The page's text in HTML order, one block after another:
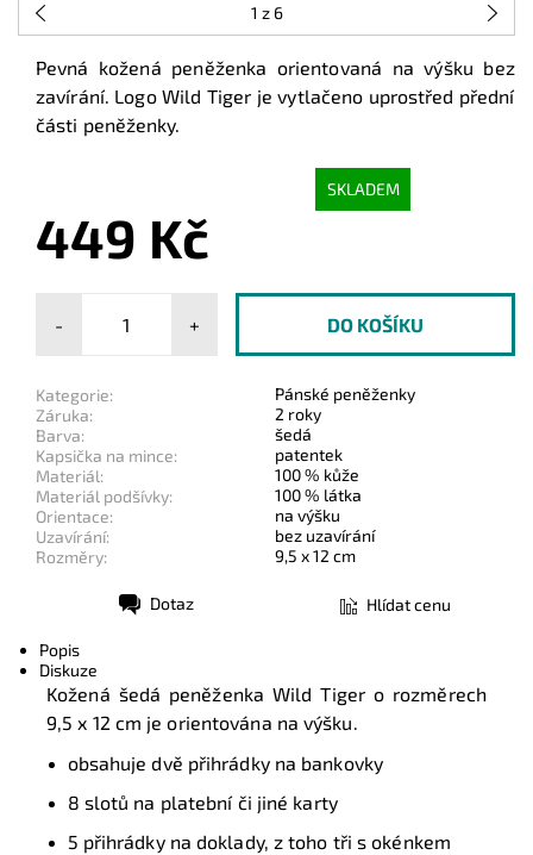
1 z 6
Pevná kožená peněženka orientovaná na výšku bez
zavírání. Logo Wild Tiger je vytlačeno uprostřed přední
části peněženky.
SKLADEM
449 Kč
- +
Kategorie:
Pánské peněženky
Záruka:
2 roky
Barva:
šedá
Kapsička na mince:
patentek
Materiál:
100 % kůže
Materiál podšívky:
100 % látka
Orientace:
na výšku
Uzavírání:
bez uzavírání
Rozměry:
9,5 x 12 cm
Dotaz Hlídat cenu
Popis
Diskuze
Kožená šedá peněženka Wild Tiger o rozměrech
9,5 x 12 cm je orientována na výšku.
obsahuje dvě přihrádky na bankovky
8 slotů na platební či jiné karty
5 přihrádky na doklady, z toho tři s okénkem